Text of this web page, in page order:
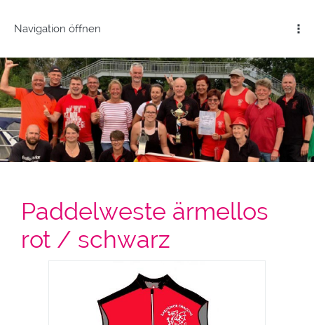
Navigation öffnen
Paddelweste ärmellos
rot / schwarz